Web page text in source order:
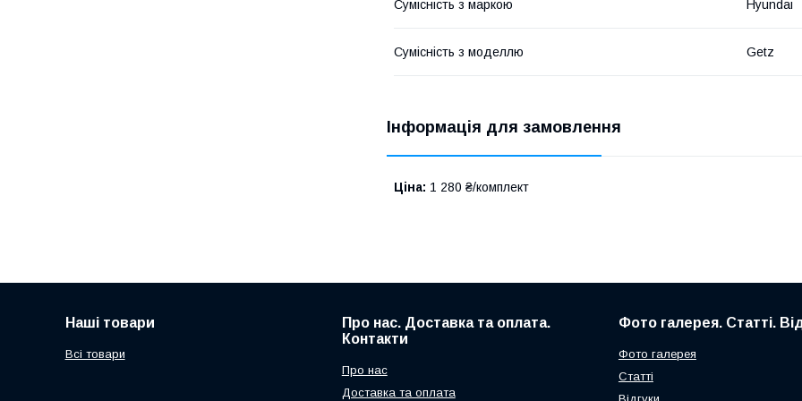
Сумісність з маркою Hyundai
Сумісність з моделлю Getz
Інформація для замовлення
Ціна: 1 280 ₴/комплект
Наші товари
Всі товари
Про нас. Доставка та оплата.
Контакти
Про нас
Доставка та оплата
Фото галерея. Статті.
Фото галерея
Статті